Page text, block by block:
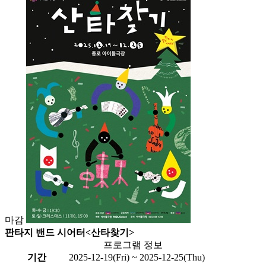
마감
판타지 밴드 시어터<산타찾기>
프로그램 정보
기간
2025-12-19(Fri) ~ 2025-12-25(Thu)